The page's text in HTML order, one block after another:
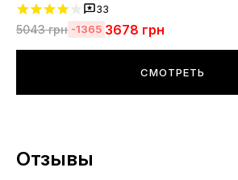
33
5043грн -1365 3678 грн
СМОТРЕТЬ
Отзывы